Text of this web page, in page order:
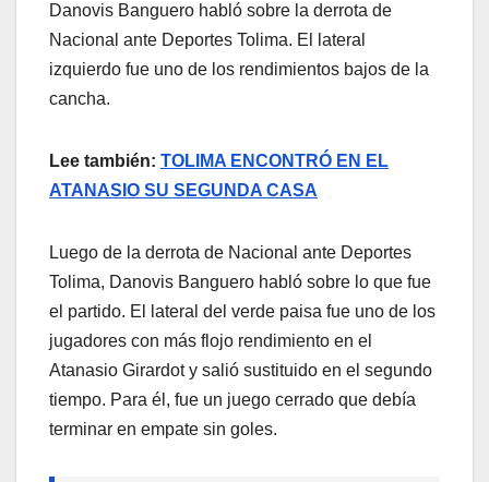
Danovis Banguero habló sobre la derrota de
Nacional ante Deportes Tolima. El lateral
izquierdo fue uno de los rendimientos bajos de la
cancha.
Lee también: TOLIMA ENCONTRÓ EN EL
ATANASIO SU SEGUNDA CASA
Luego de la derrota de Nacional ante Deportes
Tolima, Danovis Banguero habló sobre lo que fue
el partido. El lateral del verde paisa fue uno de los
jugadores con más flojo rendimiento en el
Atanasio Girardot y salió sustituido en el segundo
tiempo. Para él, fue un juego cerrado que debía
terminar en empate sin goles.